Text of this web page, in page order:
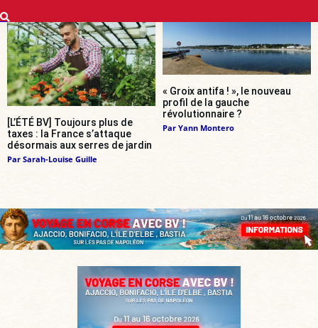
[L’ÉTÉ BV] Toujours plus de
taxes : la France s’attaque
désormais aux serres de jardin
Par Sarah-Louise Guille
« Groix antifa ! », le nouveau
profil de la gauche
révolutionnaire ?
Par Yann Montero